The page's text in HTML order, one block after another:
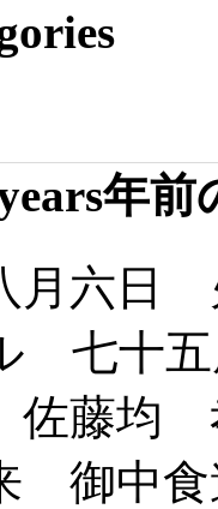
年
六日
七十
藤均
御中食